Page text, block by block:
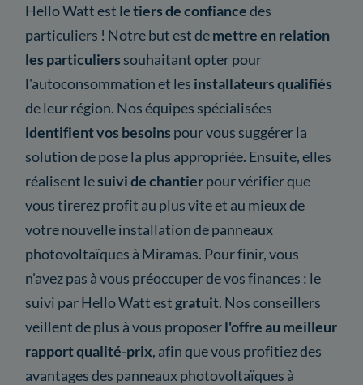
Hello Watt est letiers de confiancedes
particuliers ! Notre but est demettre en relation
les particuliers souhaitant opter pour
l'autoconsommation et les installateurs qualifiés
de leur région. Nos équipes spécialisées
identifient vos besoins pour vous suggérer la
solution de pose la plus appropriée. Ensuite, elles
réalisent lesuivi de chantierpour vérifier que
vous tirerez profit au plus vite et au mieux de
votre nouvelle installation de panneaux
photovoltaïques à Miramas. Pour finir, vous
n'avez pas à vous préoccuper de vos finances : le
suivi par Hello Watt estgratuit. Nos conseillers
veillent de plus à vous proposerl'offre au meilleur
rapport qualité-prix, afin que vous profitiez des
avantages des panneaux photovoltaïques à